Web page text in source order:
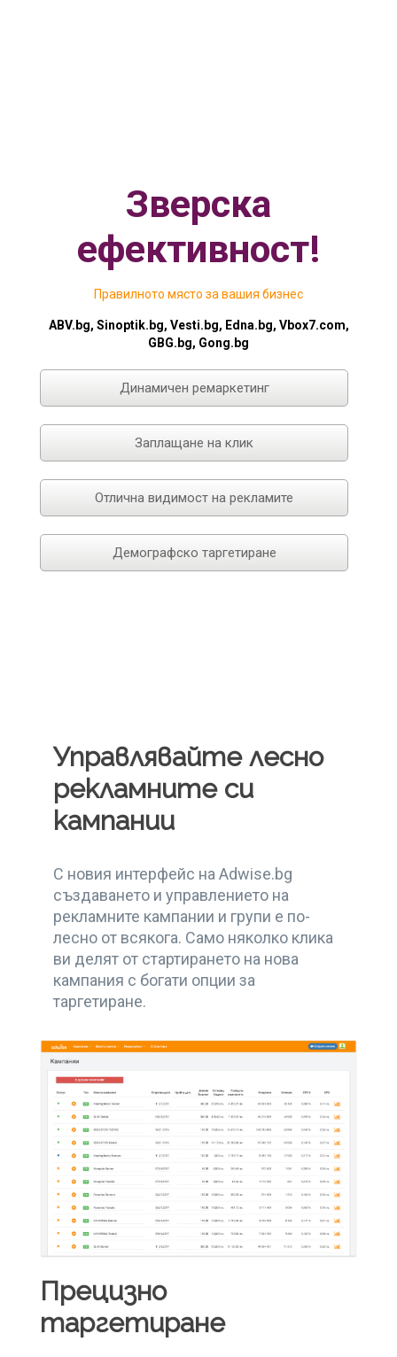
Зверска
ефективност!
Правилното място за вашия бизнес
ABV.bg, Sinoptik.bg, Vesti.bg, Edna.bg, Vbox7.com,
GBG.bg, Gong.bg
Динамичен ремаркетинг
Заплащане на клик
Отлична видимост на рекламите
Демографско таргетиране
Управлявайте лесно
рекламните си
кампании
С новия интерфейс на Adwise.bg
създаването и управлението на
рекламните кампании и групи е по-
лесно от всякога. Само няколко клика
ви делят от стартирането на нова
кампания с богати опции за
таргетиране.
Прецизно
таргетиране